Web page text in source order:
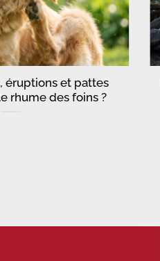
éruptions et pattes
rhume des foins ?